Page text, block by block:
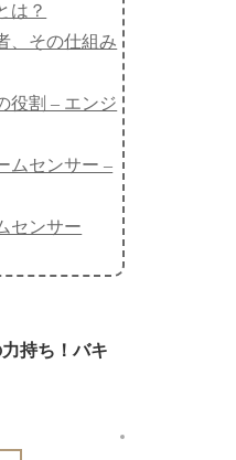
は？
、その仕組み
役割 – エンジ
ムセンサー –
センサー
持ち！バキ